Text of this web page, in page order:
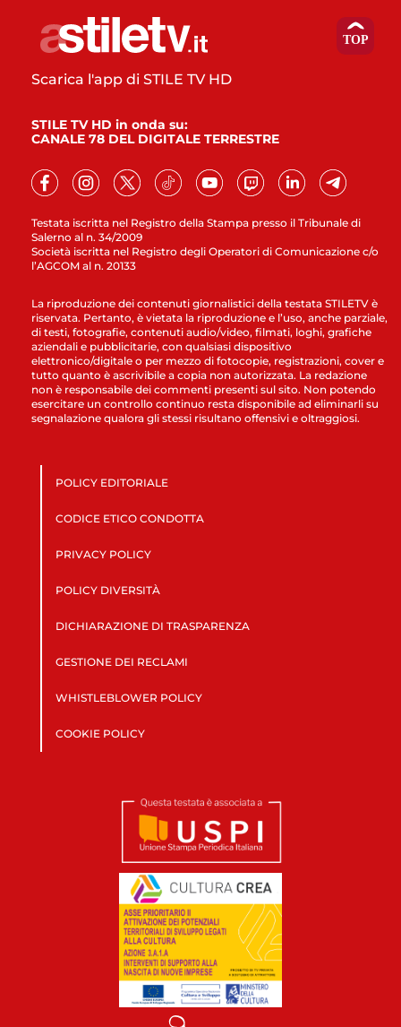
Testata iscritta nel Registro della Stampa presso il Tribunale di
Salerno al n. 34/2009
Società iscritta nel Registro degli Operatori di Comunicazione c/o
l’AGCOM al n. 20133
Scarica l'app di STILE TV HD
STILE TV HD in onda su:
CANALE 78 DEL DIGITALE TERRESTRE
La riproduzione dei contenuti giornalistici della testata STILETV è
riservata. Pertanto, è vietata la riproduzione e l’uso, anche parziale,
di testi, fotografie, contenuti audio/video, filmati, loghi, grafiche
aziendali e pubblicitarie, con qualsiasi dispositivo
elettronico/digitale o per mezzo di fotocopie, registrazioni, cover e
tutto quanto è ascrivibile a copia non autorizzata. La redazione
non è responsabile dei commenti presenti sul sito. Non potendo
esercitare un controllo continuo resta disponibile ad eliminarli su
segnalazione qualora gli stessi risultano offensivi e oltraggiosi.
POLICY EDITORIALE
CODICE ETICO CONDOTTA
PRIVACY POLICY
POLICY DIVERSITÀ
DICHIARAZIONE DI TRASPARENZA
GESTIONE DEI RECLAMI
WHISTLEBLOWER POLICY
COOKIE POLICY